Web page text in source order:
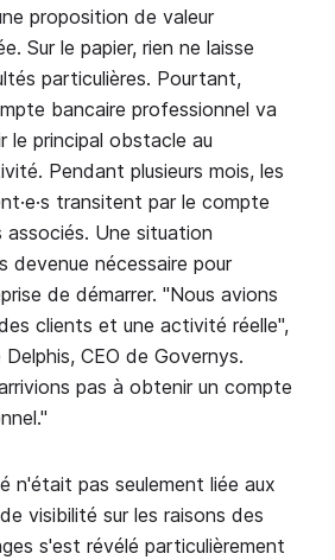
proposition de valeur
Sur le papier, rien ne laisse
particulières. Pourtant,
bancaire professionnel va
le principal obstacle au
Pendant plusieurs mois, les
transitent par le compte
associés. Une situation
devenue nécessaire pour
de démarrer. "Nous avions
clients et une activité réelle",
CEO de Governys.
pas à obtenir un compte
n'était pas seulement liée aux
visibilité sur les raisons des
s'est révélé particulièrement